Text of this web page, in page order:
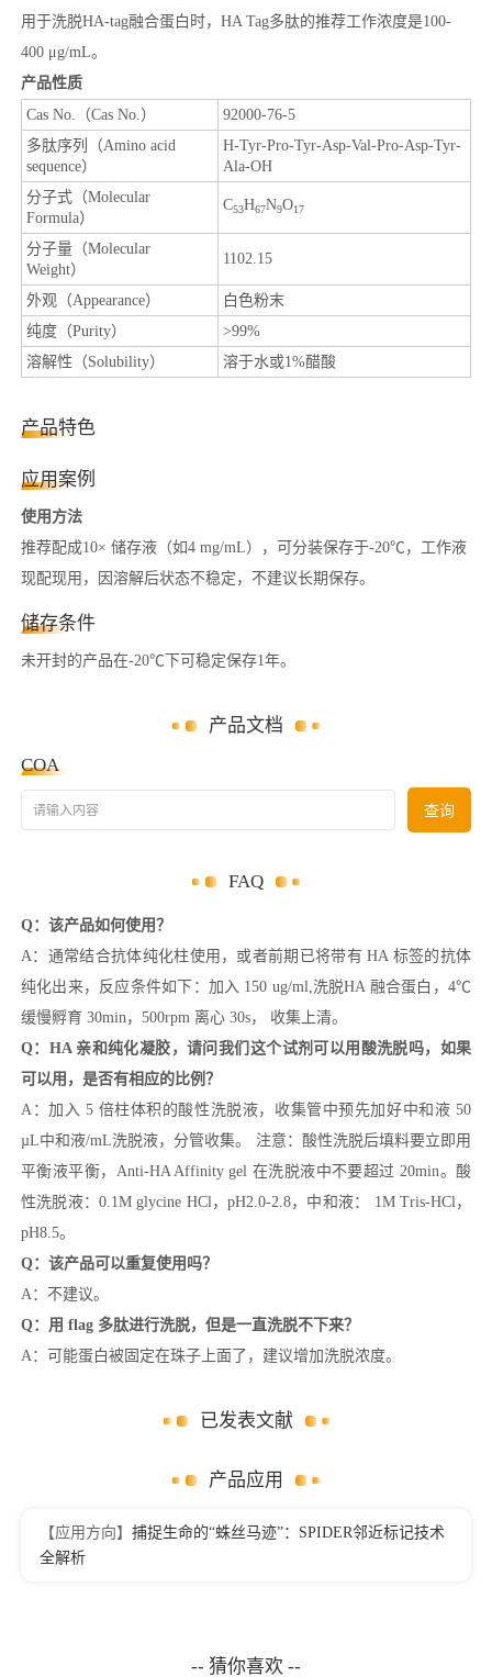
用于洗脱HA-tag融合蛋白时，HA Tag多肽的推荐工作浓度是100-
400 μg/mL。
产品性质
Cas No.（Cas No.）
92000-76-5
多肽序列（Amino acid
sequence）
H-Tyr-Pro-Tyr-Asp-Val-Pro-Asp-Tyr-
Ala-OH
分子式（Molecular
Formula）
C53H67N9O17
分子量（Molecular
Weight）
1102.15
外观（Appearance）
白色粉末
纯度（Purity）
>99%
溶解性（Solubility）
溶于水或1%醋酸
产品特色
应用案例
使用方法
推荐配成10× 储存液（如4 mg/mL），可分装保存于-20℃，工作液
现配现用，因溶解后状态不稳定，不建议长期保存。
储存条件
未开封的产品在-20℃下可稳定保存1年。
产品文档
COA
请输入内容 查询
FAQ
Q：该产品如何使用？
A：通常结合抗体纯化柱使用，或者前期已将带有 HA 标签的抗体
纯化出来，反应条件如下：加入 150 ug/ml,洗脱HA 融合蛋白，4℃
缓慢孵育 30min，500rpm 离心 30s， 收集上清。
Q：HA 亲和纯化凝胶，请问我们这个试剂可以用酸洗脱吗，如果
可以用，是否有相应的比例？
A：加入 5 倍柱体积的酸性洗脱液，收集管中预先加好中和液 50
µL中和液/mL洗脱液，分管收集。 注意：酸性洗脱后填料要立即用
平衡液平衡，Anti-HA Affinity gel 在洗脱液中不要超过 20min。酸
性洗脱液：0.1M glycine HCl，pH2.0-2.8，中和液： 1M Tris-HCl，
pH8.5。
Q：该产品可以重复使用吗？
A：不建议。
Q：用 flag 多肽进行洗脱，但是一直洗脱不下来？
A：可能蛋白被固定在珠子上面了，建议增加洗脱浓度。
已发表文献
产品应用
【应用方向】 捕捉生命的“蛛丝马迹”：SPIDER邻近标记技术
全解析
-- 猜你喜欢 --